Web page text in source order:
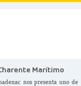
Marítimo
nos presenta uno de